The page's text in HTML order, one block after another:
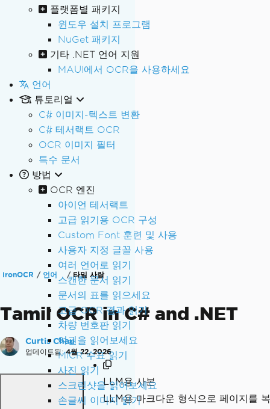
플랫폼별 패키지
윈도우 설치 프로그램
NuGet 패키지
기타 .NET 언어 지원
MAUI에서 OCR을 사용하세요
언어
튜토리얼
C# 이미지-텍스트 변환
C# 테서랙트 OCR
OCR 이미지 필터
특수 문서
방법
OCR 엔진
아이언 테서랙트
고급 읽기용 OCR 구성
Custom Font 훈련 및 사용
사용자 지정 글꼴 사용
여러 언어로 읽기
스캔한 문서 읽기
문서의 표를 읽으세요
고급 OCR 결과 읽기
차량 번호판 읽기
여권을 읽어보세요
MICR 수표 읽기
사진 읽기
스크린샷을 읽어보세요
손글씨 이미지 읽기
IronOCR 언어 타밀 사람
Tamil OCR in C# and .NET
Curtis Chau
업데이트됨: 4월 22, 2026
LLM용 사본
LLM용 마크다운 형식으로 페이지를